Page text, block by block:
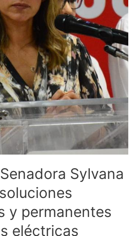
Sylvana
y permanentes
eléctricas